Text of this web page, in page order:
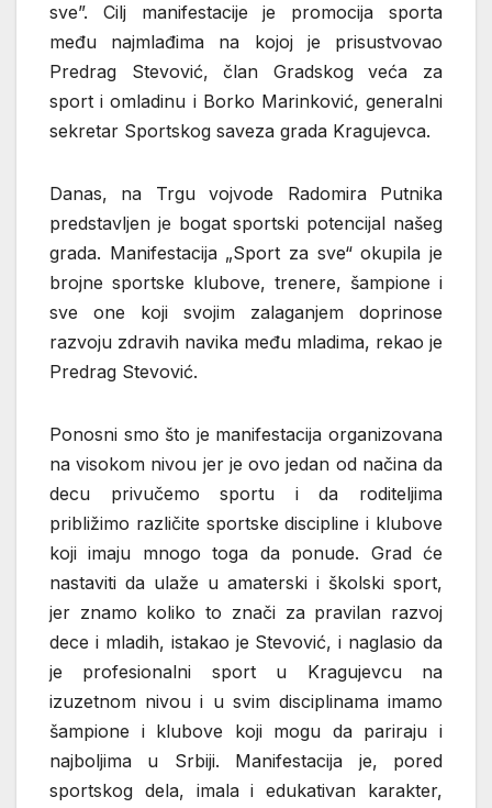
sve”. Cilj manifestacije je promocija sporta
među najmlađima na kojoj je prisustvovao
Predrag Stevović, član Gradskog veća za
sport i omladinu i Borko Marinković, generalni
sekretar Sportskog saveza grada Kragujevca.
Danas, na Trgu vojvode Radomira Putnika
predstavljen je bogat sportski potencijal našeg
grada. Manifestacija „Sport za sve“ okupila je
brojne sportske klubove, trenere, šampione i
sve one koji svojim zalaganjem doprinose
razvoju zdravih navika među mladima, rekao je
Predrag Stevović.
Ponosni smo što je manifestacija organizovana
na visokom nivou jer je ovo jedan od načina da
decu privučemo sportu i da roditeljima
približimo različite sportske discipline i klubove
koji imaju mnogo toga da ponude. Grad će
nastaviti da ulaže u amaterski i školski sport,
jer znamo koliko to znači za pravilan razvoj
dece i mladih, istakao je Stevović, i naglasio da
je profesionalni sport u Kragujevcu na
izuzetnom nivou i u svim disciplinama imamo
šampione i klubove koji mogu da pariraju i
najboljima u Srbiji. Manifestacija je, pored
sportskog dela, imala i edukativan karakter,